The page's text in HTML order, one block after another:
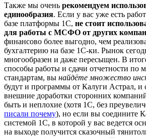
Также мы очень рекомендуем
единообразия. Если у вас уже есть
базе платформы 1С, не стоит
для работы с МСФО от других
финансово более выгодно, чем
бухгалтерию на базе 1С-ки. Рынок
многообразен и даже пересыщен. В
способы работы и сдачи отчетности по
стандартам, вы найдёте множество
будут и программы от Калуги Астрал, и
внешние доработки сторонних
быть и неплохие (хотя 1С, без
писали почему), но если вы соедините
системой 1С, в которой у вас ведется
на выходе получится сказочный